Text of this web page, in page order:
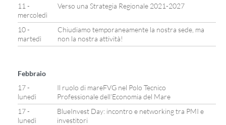
11 -
mercoledì
Verso una Strategia Regionale 2021-2027
10 -
martedì
Chiudiamo temporaneamente la nostra sede, ma
non la nostra attività!
Febbraio
17 -
lunedì
Il ruolo di mareFVG nel Polo Tecnico
Professionale dell’Economia del Mare
17 -
lunedì
BlueInvest Day: incontro e networking tra PMI e
investitori